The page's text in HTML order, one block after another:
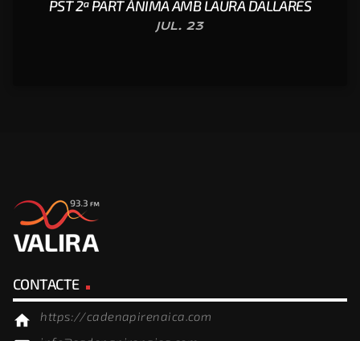
PST 2ª PART ÀNIMA AMB LAURA DALLARÈS
JUL. 23
CONTACTE
home https://cadenapirenaica.com